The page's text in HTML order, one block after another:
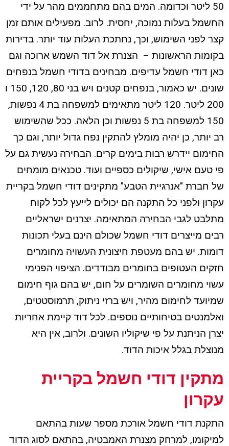
50 ליטר וכדומה. המים בהם מתחממים מהר על ידי
החשמל בעלות נמוכה, יחסית. לרוב. מפעילים אותם זמן
קצר לפני השימוש, וכך, נחתכת העלות עוד יותר. בדירות
בקומות הראשונות – הצנרת אל דוד השמש ארוכה וגם
כאן דודי חשמל עדיפים. מבחינים בדודי חשמל בנפחים
שונים. יש כאמור, בנפחים קטנים ויש בני 80, 120, 150 ו
200 ליטר. 120 ליטר מתאימים למשפחה בת 4 נפשות,
150 למשפחה בת 5 נפשות וכן הלאה. ככל שהשימוש
רב יותר, כן יהיה מומלץ להתקין נפח גדול יותר, וגם כך
החימום יידרש רבות בימים קרים. הבחירה נעשית גם על
פי טעם אישי, שיקולים כספיים ועוד. טכנאים מומחים
של חברת "אנרגיית הטבע" מתקינים דודי חשמל בקריית
עקרון ולפני כל התקנה הם יכולים לייעץ לכל לקוח
מתלבט לגבי הבחירה המתאימה. יצרנים ישראליים
רבים מייצרים דודי חשמל שכולם הינם בעלי תכונות
דומות. יש בהם מעטפת חיצונית העשויה מחומרים
חזקים העטופים בחומרים מבודדים. הציפוי הפנימי
עשוי מחומרים השומרים על חום, יש בהם גוף חימום
שמיועד לחימום מהיר, ויש ברזי ניתוק, תרמוסטטים,
ואלמנטים בטיחותיים נוספים. לכל דוד קיימת אחריות
יצרן הניתנת על פי שיקוליו השונים. ולרוב, אין היא
מנוצלת בגלל איכות הדוד.
מתקין דודי חשמל בקריית
עקרון
התקנת דודי חשמל אורכת מספר שעות בהתאם
למיקומו, למרחק מצנרת האמבטיה, בהתאם לסוג הדוד